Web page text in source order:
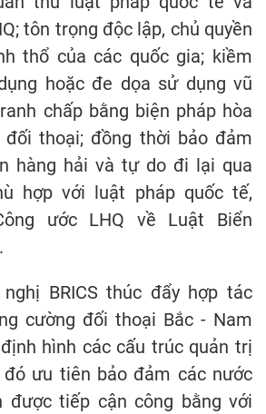
tôn trọng độc lập, chủ quyền
thổ của các quốc gia; kiềm
hoặc đe dọa sử dụng vũ
chấp bằng biện pháp hòa
đối thoại; đồng thời bảo đảm
hàng hải và tự do đi lại qua
hợp với luật pháp quốc tế,
ước LHQ về Luật Biển
BRICS thúc đẩy hợp tác
cường đối thoại Bắc - Nam
hình các cấu trúc quản trị
ưu tiên bảo đảm các nước
được tiếp cận công bằng với